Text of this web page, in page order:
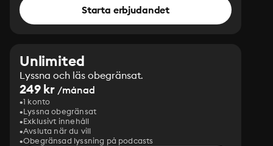
Starta erbjudandet
Unlimited
Lyssna och läs obegränsat.
249 kr /månad
1 konto
Lyssna obegränsat
Exklusivt innehåll
Avsluta när du vill
Obegränsad lyssning på podcasts